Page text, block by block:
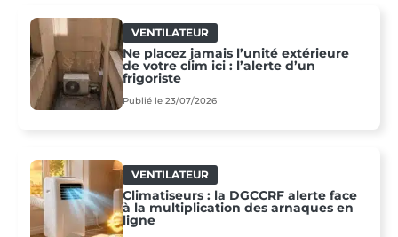
VENTILATEUR
Ne placez jamais l’unité extérieure
de votre clim ici : l’alerte d’un
frigoriste
Publié le 23/07/2026
VENTILATEUR
Climatiseurs : la DGCCRF alerte face
à la multiplication des arnaques en
ligne